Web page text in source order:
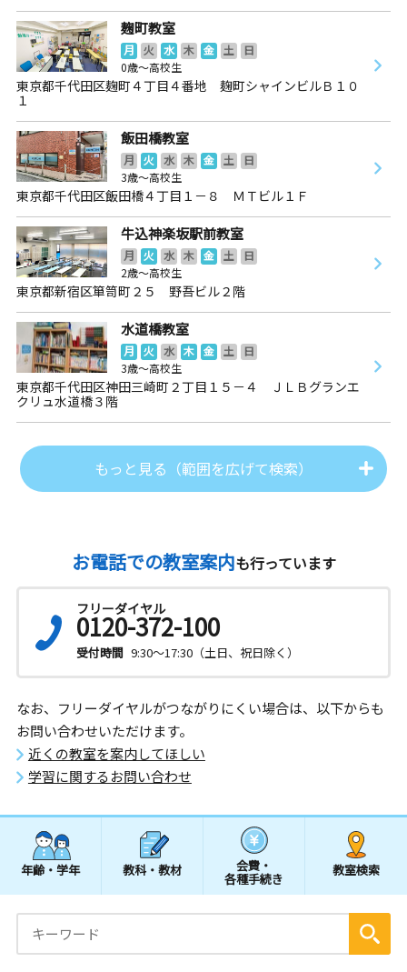
麹町教室
月 火 水 木 金 土
日
0歳～高校生
東京都千代田区麹町４丁目４番地 麹町シャインビルＢ１０
１
飯田橋教室
月 火 水 木 金 土
日
3歳～高校生
東京都千代田区飯田橋４丁目１－８ ＭＴビル１Ｆ
牛込神楽坂駅前教室
月 火 水 木 金 土
日
2歳～高校生
東京都新宿区箪笥町２５ 野吾ビル２階
水道橋教室
月 火 水 木 金 土
日
3歳～高校生
東京都千代田区神田三崎町２丁目１５－４ ＪＬＢグランエ
クリュ水道橋３階
もっと見る（範囲を広げて検索）
お電話での教室案内も行っています
フリーダイヤル
0120-372-100
受付時間 9:30～17:30（土日、祝日除く）
なお、フリーダイヤルがつながりにくい場合は、以下からも
お問い合わせいただけます。
近くの教室を案内してほしい
学習に関するお問い合わせ
年齢・学年 教科・教材 会費・
各種手続き
教室検索